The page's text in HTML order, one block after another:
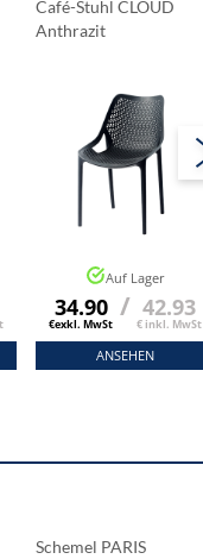
Café-Stuhl CLOUD
Anthrazit
Auf Lager
34.90
€exkl. MwSt
/ 42.93
€ inkl. MwSt
ANSEHEN
Schemel PARIS